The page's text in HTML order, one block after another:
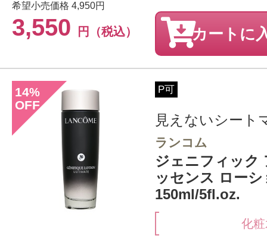
希望小売価格 4,950円
3,550 円（税込） カートに
14%
OFF
P可
見えないシート
ランコム
ジェニフィック
ッセンス ローシ
150ml/5fl.oz.
化